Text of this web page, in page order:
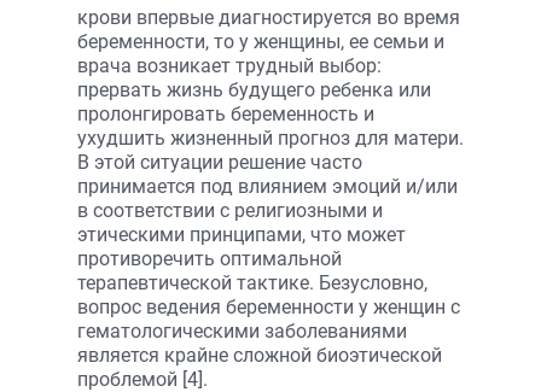
крови впервые диагностируется во время
беременности, то у женщины, ее семьи и
врача возникает трудный выбор:
прервать жизнь будущего ребенка или
пролонгировать беременность и
ухудшить жизненный прогноз для матери.
В этой ситуации решение часто
принимается под влиянием эмоций и/или
в соответствии с религиозными и
этическими принципами, что может
противоречить оптимальной
терапевтической тактике. Безусловно,
вопрос ведения беременности у женщин с
гематологическими заболеваниями
является крайне сложной биоэтической
проблемой [4].